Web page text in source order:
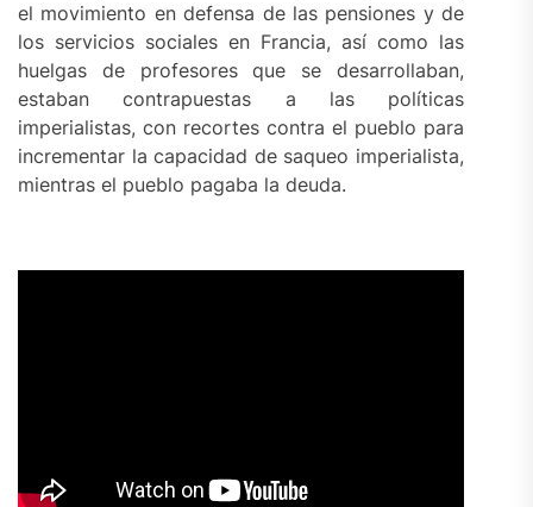
el movimiento en defensa de las pensiones y de
los servicios sociales en Francia, así como las
huelgas de profesores que se desarrollaban,
estaban contrapuestas a las políticas
imperialistas, con recortes contra el pueblo para
incrementar la capacidad de saqueo imperialista,
mientras el pueblo pagaba la deuda.